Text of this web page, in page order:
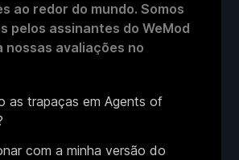
ao redor do mundo. Somos
pelos assinantes do WeMod
nossas avaliações no
as trapaças em Agents of
com a minha versão do